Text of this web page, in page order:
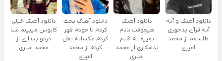
دانلود آهنگ و آیه
آیه قرآن بدجوری
طلسمم از محمد
امیری
دانلود آهنگ
هیچوقت یادم
نمیره به قلبم
بدهکاری از محمد
امیری
دانلود آهنگ بحث
کردم با خودم قهر
کردم عکساته بغل
کردم از محمد
امیری
دانلود آهنگ خیلی
کابوس میبینم شبا
دردو بیداری از
محمد امیری